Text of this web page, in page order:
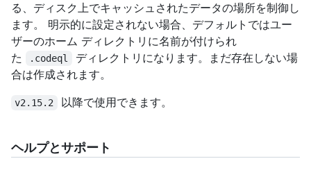
る、ディスク上でキャッシュされたデータの場所を制御し
ます。 明示的に設定されない場合、デフォルトではユー
ザーのホーム ディレクトリに名前が付けられ
た
.codeql
ディレクトリになります。まだ存在しない場
合は作成されます。
v2.15.2 以降で使用できます。
ヘルプとサポート